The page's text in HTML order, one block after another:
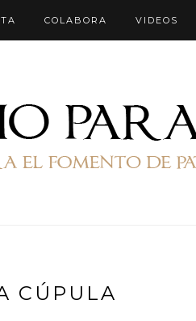
COLABORA VIDEOS
CÚPULA